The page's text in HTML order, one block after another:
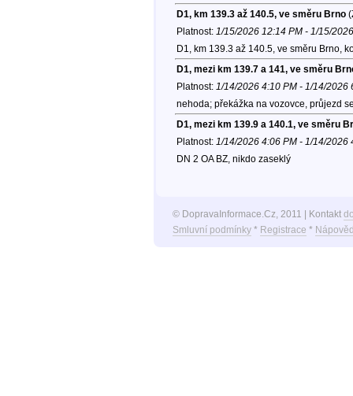
D1, km 139.3 až 140.5, ve směru Brno
Platnost: 1/15/2026 12:14 PM - 1/15/
D1, km 139.3 až 140.5, ve směru Brno,
D1, mezi km 139.7 a 141, ve směru
Platnost: 1/14/2026 4:10 PM - 1/14/2026
nehoda; překážka na vozovce, průjezd
D1, mezi km 139.9 a 140.1, ve směru
Platnost: 1/14/2026 4:06 PM - 1/14/2026
DN 2 OA BZ, nikdo zaseklý
© DopravaInformace.Cz, 2011 | Kontakt
Smluvní podmínky* Registrace *